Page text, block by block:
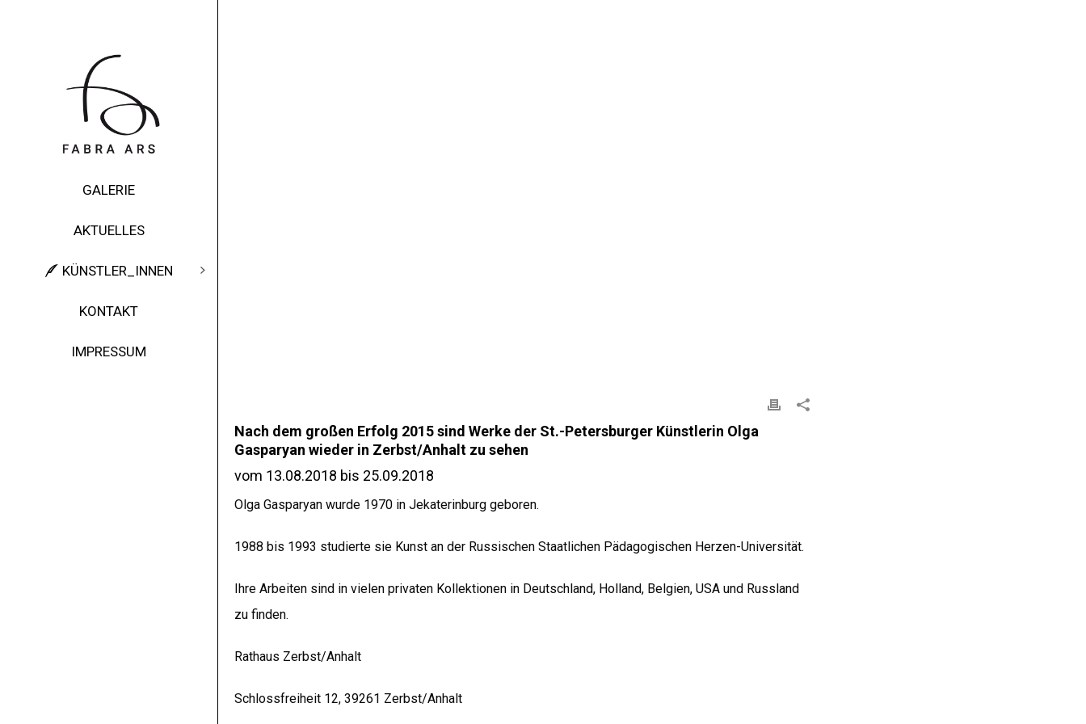
GALERIE
AKTUELLES
KÜNSTLER_INNEN
KONTAKT
IMPRESSUM
Nach dem großen Erfolg 2015 sind Werke der St.-Petersburger Künstlerin Olga
Gasparyan wieder in Zerbst/Anhalt zu sehen
vom 13.08.2018 bis 25.09.2018
Olga Gasparyan wurde 1970 in Jekaterinburg geboren.
1988 bis 1993 studierte sie Kunst an der Russischen Staatlichen Pädagogischen Herzen-Universität.
Ihre Arbeiten sind in vielen privaten Kollektionen in Deutschland, Holland, Belgien, USA und Russland
zu finden.
Rathaus Zerbst/Anhalt
Schlossfreiheit 12, 39261 Zerbst/Anhalt